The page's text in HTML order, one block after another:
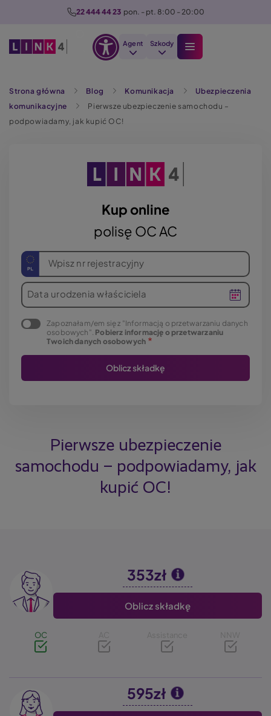
22 444 44 23 pon. - pt. 8:00 - 20:00
Agent Szkody
Strona główna Blog Komunikacja
Ubezpieczenia
komunikacyjne
Pierwsze ubezpieczenie samochodu –
podpowiadamy, jak kupić OC!
Kup online
polisę OC AC
Wpisz nr rejestracyjny
Data urodzenia właściciela
Zapoznałam/em się z "Informacją o przetwarzaniu danych
osobowych". Pobierz informację o przetwarzaniu
Twoich danych osobowych
Pierwsze ubezpieczenie
samochodu – podpowiadamy, jak
kupić OC!
Image 353zł
Oblicz składkę
OC AC Assistance NNW
Image 595zł